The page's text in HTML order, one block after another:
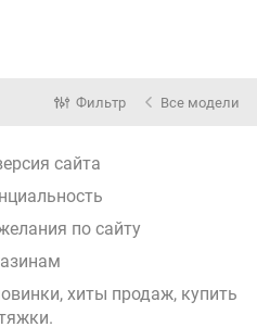
Фильтр Все модели
сайта
по сайту
хиты продаж, купить
.